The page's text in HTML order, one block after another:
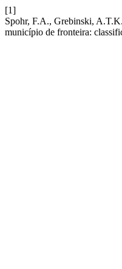
[1]
Spohr, F.A., Grebinski,
município de fronteira: